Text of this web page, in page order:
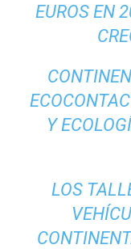
EUROS EN
Y
LOS